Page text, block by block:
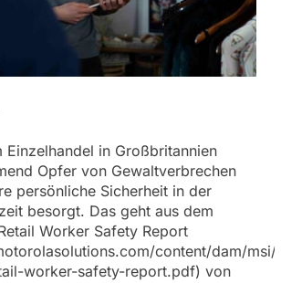
Einzelhandel in Großbritannien
Opfer von Gewaltverbrechen
persönliche Sicherheit in der
besorgt. Das geht aus dem
Worker Safety Report
content/dam/
worker-safety-report.pdf) von